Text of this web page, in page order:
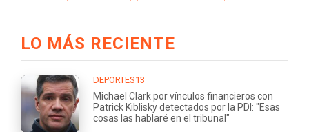
LO MÁS RECIENTE
DEPORTES13
Michael Clark por vínculos financieros con
Patrick Kiblisky detectados por la PDI: "Esas
cosas las hablaré en el tribunal"